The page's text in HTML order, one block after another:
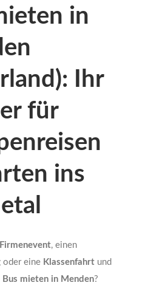
in
Ihr
für
ins
Firmenevent, einen
oder eine Klassenfahrt und
Bus mieten in Menden?